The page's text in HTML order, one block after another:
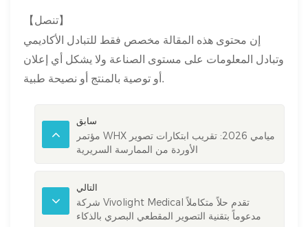
【تنصل】
إن محتوى هذه المقالة مخصص فقط للتبادل الأكاديمي
وتبادل المعلومات على مستوى الصناعة ولا يشكل أي إعلان
أو توصية بالمنتج أو نصيحة طبية.
سابق
مؤتمر WHX ميامي 2026: تقريب ابتكارات تصوير
الأوردة من الممارسة السريرية
التالي
شركة Vivolight Medical تقدم حلاً متكاملاً
مدعوماً بتقنية التصوير المقطعي البصري بالذكاء